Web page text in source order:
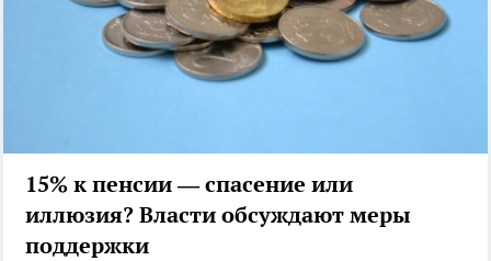
15% к пенсии — спасение или
иллюзия? Власти обсуждают меры
поддержки